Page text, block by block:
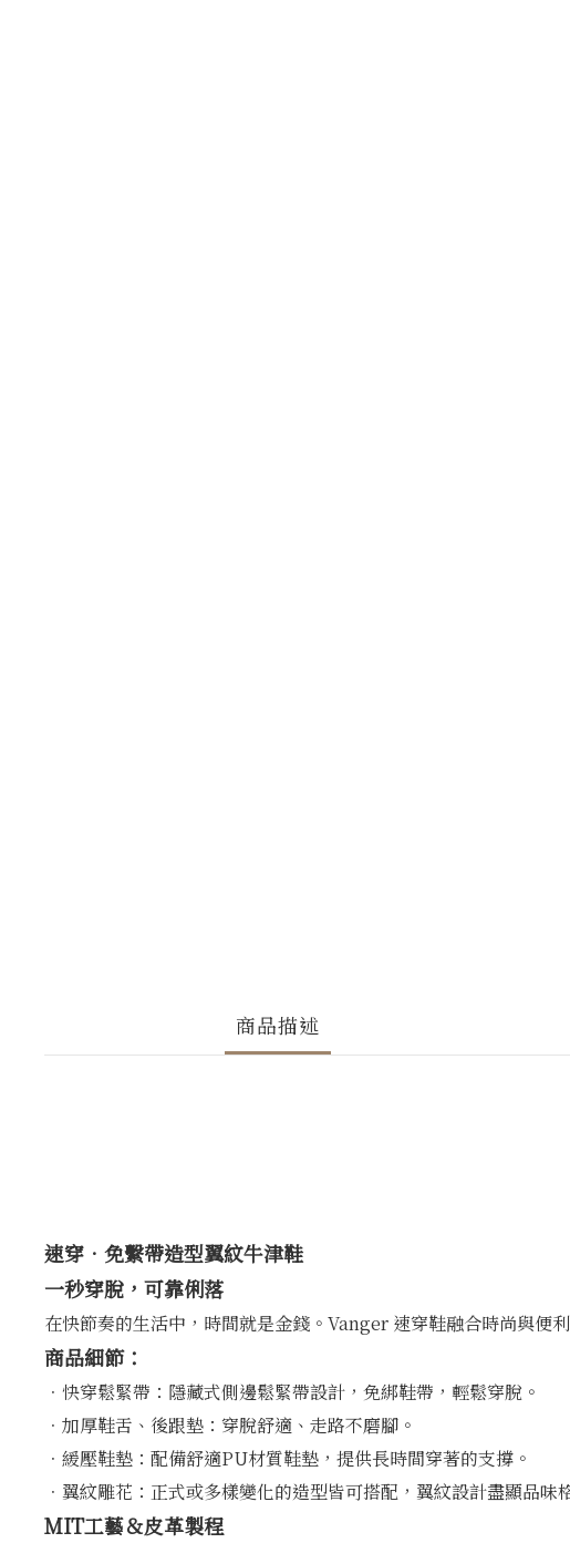
商品描述
速穿．免繫帶造型翼紋牛津鞋
一秒穿脫，可靠俐落
在快節奏的生活中，時間就是金錢。Vanger 速穿鞋融合時尚與便
商品細節：
．快穿鬆緊帶：隱藏式側邊鬆緊帶設計，免綁鞋帶，輕鬆穿脫。
．加厚鞋舌、後跟墊：穿脫舒適、走路不磨腳。
．緩壓鞋墊：配備舒適PU材質鞋墊，提供長時間穿著的支撐。
．翼紋雕花：正式或多樣變化的造型皆可搭配，翼紋設計盡顯品味
MIT工藝＆皮革製程